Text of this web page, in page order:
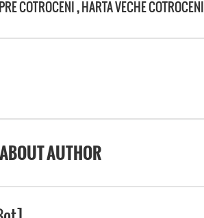
COTROCENI,HARTA VECHE COTROCENI
ABOUT AUTHOR